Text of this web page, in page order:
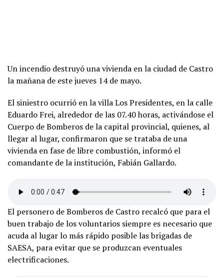
Un incendio destruyó una vivienda en la ciudad de Castro
la mañana de este jueves 14 de mayo.
El siniestro ocurrió en la villa Los Presidentes, en la calle
Eduardo Frei, alrededor de las 07.40 horas, activándose el
Cuerpo de Bomberos de la capital provincial, quienes, al
llegar al lugar, confirmaron que se trataba de una
vivienda en fase de libre combustión, informó el
comandante de la institución, Fabián Gallardo.
El personero de Bomberos de Castro recalcó que para el
buen trabajo de los voluntarios siempre es necesario que
acuda al lugar lo más rápido posible las brigadas de
SAESA, para evitar que se produzcan eventuales
electrificaciones.